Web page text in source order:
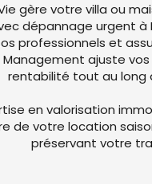
gère votre villa ou
dépannage urgent
professionnels et
ajuste
rentabilité tout au long
en valorisation
de votre location
préservant votre